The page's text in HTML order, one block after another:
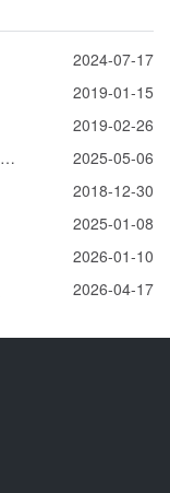
2024-07-17
2019-01-15
2019-02-26
基于触觉反馈的侧面拨动开关操作体验优化研究 2025-05-06
2018-12-30
2025-01-08
2026-01-10
2026-04-17